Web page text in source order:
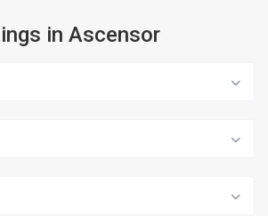
in Ascensor